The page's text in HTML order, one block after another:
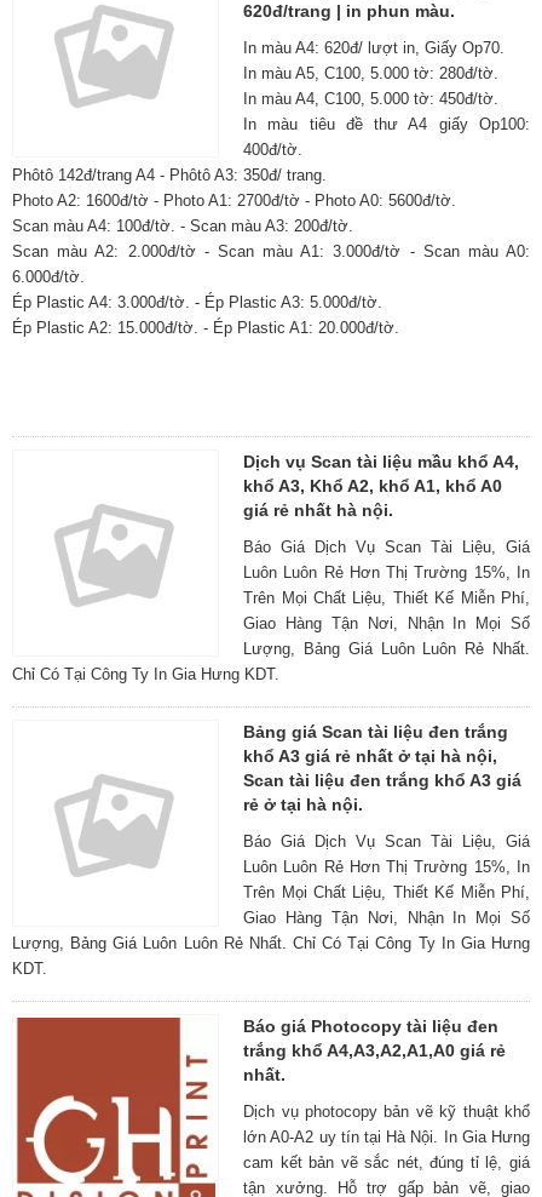
620đ/trang | in phun màu.
In màu A4: 620đ/ lượt in, Giấy Op70.
In màu A5, C100, 5.000 tờ: 280đ/tờ.
In màu A4, C100, 5.000 tờ: 450đ/tờ.
In màu tiêu đề thư A4 giấy Op100:
400đ/tờ.
Phôtô 142đ/trang A4 - Phôtô A3: 350đ/ trang.
Photo A2: 1600đ/tờ - Photo A1: 2700đ/tờ - Photo A0: 5600đ/tờ.
Scan màu A4: 100đ/tờ. - Scan màu A3: 200đ/tờ.
Scan màu A2: 2.000đ/tờ - Scan màu A1: 3.000đ/tờ - Scan màu A0:
6.000đ/tờ.
Ép Plastic A4: 3.000đ/tờ. - Ép Plastic A3: 5.000đ/tờ.
Ép Plastic A2: 15.000đ/tờ. - Ép Plastic A1: 20.000đ/tờ.
Dịch vụ Scan tài liệu mầu khổ A4,
khổ A3, Khổ A2, khổ A1, khổ A0
giá rẻ nhất hà nội.
Báo Giá Dịch Vụ Scan Tài Liệu, Giá
Luôn Luôn Rẻ Hơn Thị Trường 15%, In
Trên Mọi Chất Liệu, Thiết Kế Miễn Phí,
Giao Hàng Tận Nơi, Nhận In Mọi Số
Lượng, Bảng Giá Luôn Luôn Rẻ Nhất.
Chỉ Có Tại Công Ty In Gia Hưng KDT.
Bảng giá Scan tài liệu đen trắng
khổ A3 giá rẻ nhất ở tại hà nội,
Scan tài liệu đen trắng khổ A3 giá
rẻ ở tại hà nội.
Báo Giá Dịch Vụ Scan Tài Liệu, Giá
Luôn Luôn Rẻ Hơn Thị Trường 15%, In
Trên Mọi Chất Liệu, Thiết Kế Miễn Phí,
Giao Hàng Tận Nơi, Nhận In Mọi Số
Lượng, Bảng Giá Luôn Luôn Rẻ Nhất. Chỉ Có Tại Công Ty In Gia Hưng
KDT.
Báo giá Photocopy tài liệu đen
trắng khổ A4,A3,A2,A1,A0 giá rẻ
nhất.
Dịch vụ photocopy bản vẽ kỹ thuật khổ
lớn A0-A2 uy tín tại Hà Nội. In Gia Hưng
cam kết bản vẽ sắc nét, đúng tỉ lệ, giá
tận xưởng. Hỗ trợ gấp bản vẽ, giao